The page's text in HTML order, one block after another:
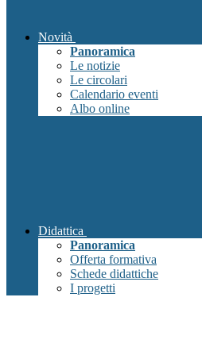
Novità
Panoramica
Le notizie
Le circolari
Calendario eventi
Albo online
Didattica
Panoramica
Offerta formativa
Schede didattiche
I progetti